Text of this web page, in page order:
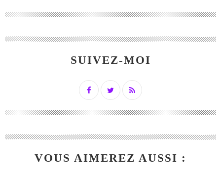
SUIVEZ-MOI
VOUS AIMEREZ AUSSI :